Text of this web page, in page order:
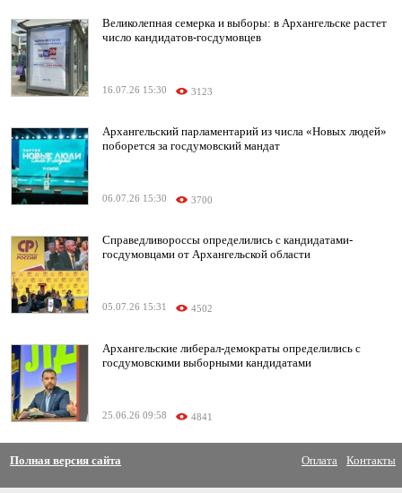
Великолепная семерка и выборы: в Архангельске растет
число кандидатов-госдумовцев
16.07.26 15:30 3123
Архангельский парламентарий из числа «Новых людей»
поборется за госдумовский мандат
06.07.26 15:30 3700
Справедливороссы определились с кандидатами-
госдумовцами от Архангельской области
05.07.26 15:31 4502
Архангельские либерал-демократы определились с
госдумовскими выборными кандидатами
25.06.26 09:58 4841
Полная версия сайта Оплата Контакты